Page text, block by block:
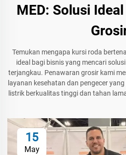
MED: Solusi
Temukan mengapa kursi roda
ideal bagi bisnis yang mencari
terjangkau. Penawaran grosir kami
layanan kesehatan dan pengecer
listrik berkualitas tinggi dan tahan
15
May